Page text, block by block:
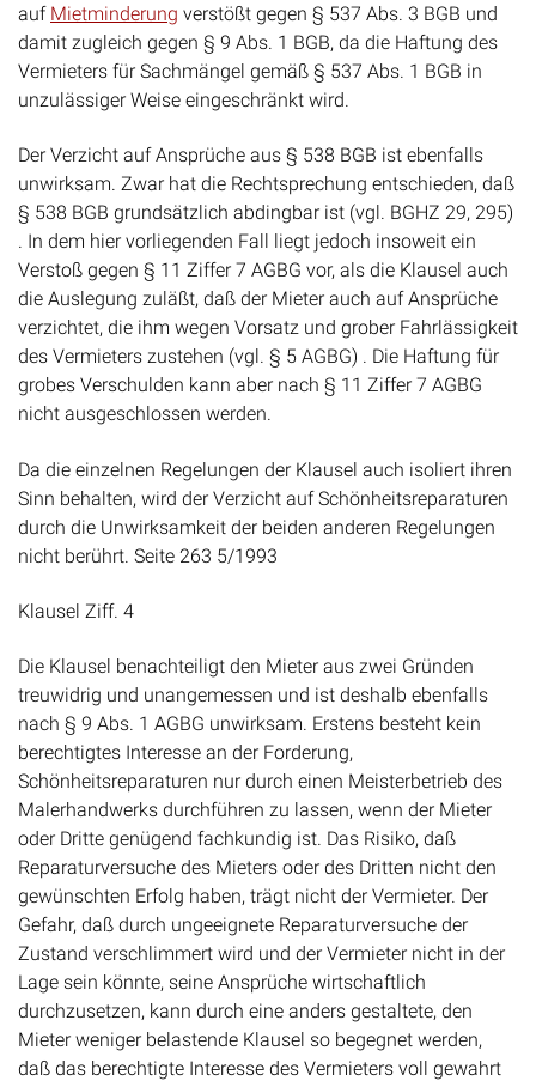
auf Mietminderung verstößt gegen § 537 Abs. 3 BGB und
damit zugleich gegen § 9 Abs. 1 BGB, da die Haftung des
Vermieters für Sachmängel gemäß § 537 Abs. 1 BGB in
unzulässiger Weise eingeschränkt wird.
Der Verzicht auf Ansprüche aus § 538 BGB ist ebenfalls
unwirksam. Zwar hat die Rechtsprechung entschieden, daß
§ 538 BGB grundsätzlich abdingbar ist (vgl. BGHZ 29, 295)
. In dem hier vorliegenden Fall liegt jedoch insoweit ein
Verstoß gegen § 11 Ziffer 7 AGBG vor, als die Klausel auch
die Auslegung zuläßt, daß der Mieter auch auf Ansprüche
verzichtet, die ihm wegen Vorsatz und grober Fahrlässigkeit
des Vermieters zustehen (vgl. § 5 AGBG) . Die Haftung für
grobes Verschulden kann aber nach § 11 Ziffer 7 AGBG
nicht ausgeschlossen werden.
Da die einzelnen Regelungen der Klausel auch isoliert ihren
Sinn behalten, wird der Verzicht auf Schönheitsreparaturen
durch die Unwirksamkeit der beiden anderen Regelungen
nicht berührt. Seite 263 5/1993
Klausel Ziff. 4
Die Klausel benachteiligt den Mieter aus zwei Gründen
treuwidrig und unangemessen und ist deshalb ebenfalls
nach § 9 Abs. 1 AGBG unwirksam. Erstens besteht kein
berechtigtes Interesse an der Forderung,
Schönheitsreparaturen nur durch einen Meisterbetrieb des
Malerhandwerks durchführen zu lassen, wenn der Mieter
oder Dritte genügend fachkundig ist. Das Risiko, daß
Reparaturversuche des Mieters oder des Dritten nicht den
gewünschten Erfolg haben, trägt nicht der Vermieter. Der
Gefahr, daß durch ungeeignete Reparaturversuche der
Zustand verschlimmert wird und der Vermieter nicht in der
Lage sein könnte, seine Ansprüche wirtschaftlich
durchzusetzen, kann durch eine anders gestaltete, den
Mieter weniger belastende Klausel so begegnet werden,
daß das berechtigte Interesse des Vermieters voll gewahrt